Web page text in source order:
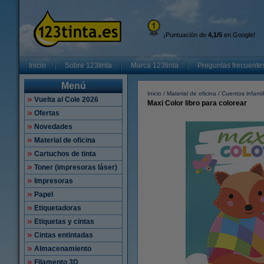
¡Puntuación de 4,1/5 en Google!
Inicio Sobre 123tinta Marca 123tinta Preguntas
Menú
Vuelta al Cole 2026
Ofertas
Novedades
Material de oficina
Cartuchos de tinta
Toner (impresoras láser)
Impresoras
Papel
Etiquetadoras
Etiquetas y cintas
Cintas entintadas
Almacenamiento
Filamento 3D
Inicio Material de oficina Cuentos
Maxi Color libro para colorear